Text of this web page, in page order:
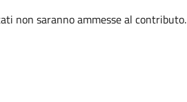
non saranno ammesse al contributo.